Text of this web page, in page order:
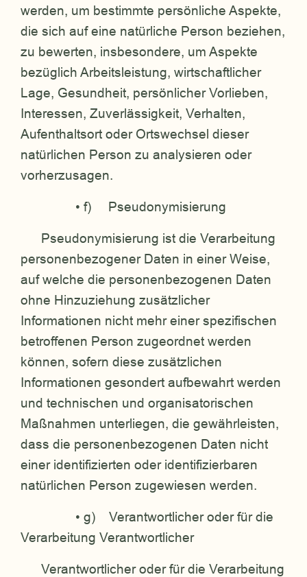
werden, um bestimmte persönliche Aspekte,
die sich auf eine natürliche Person beziehen,
zu bewerten, insbesondere, um Aspekte
bezüglich Arbeitsleistung, wirtschaftlicher
Lage, Gesundheit, persönlicher Vorlieben,
Interessen, Zuverlässigkeit, Verhalten,
Aufenthaltsort oder Ortswechsel dieser
natürlichen Person zu analysieren oder
vorherzusagen.
• f) Pseudonymisierung
Pseudonymisierung ist die Verarbeitung
personenbezogener Daten in einer Weise,
auf welche die personenbezogenen Daten
ohne Hinzuziehung zusätzlicher
Informationen nicht mehr einer spezifischen
betroffenen Person zugeordnet werden
können, sofern diese zusätzlichen
Informationen gesondert aufbewahrt werden
und technischen und organisatorischen
Maßnahmen unterliegen, die gewährleisten,
dass die personenbezogenen Daten nicht
einer identifizierten oder identifizierbaren
natürlichen Person zugewiesen werden.
• g) Verantwortlicher oder für die
Verarbeitung Verantwortlicher
Verantwortlicher oder für die Verarbeitung